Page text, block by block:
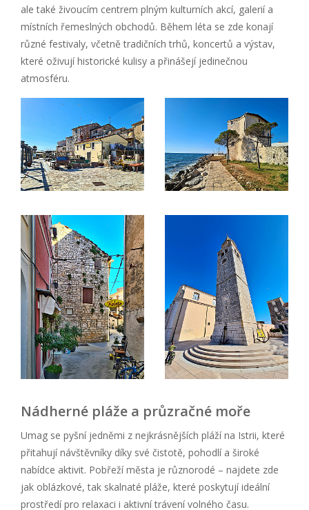
ale také živoucím centrem plným kulturních akcí, galerií a
místních řemeslných obchodů. Během léta se zde konají
různé festivaly, včetně tradičních trhů, koncertů a výstav,
které oživují historické kulisy a přinášejí jedinečnou
atmosféru.
Nádherné pláže a průzračné moře
Umag se pyšní jedněmi z nejkrásnějších pláží na Istrii, které
přitahují návštěvníky díky své čistotě, pohodlí a široké
nabídce aktivit. Pobřeží města je různorodé – najdete zde
jak oblázkové, tak skalnaté pláže, které poskytují ideální
prostředí pro relaxaci i aktivní trávení volného času.